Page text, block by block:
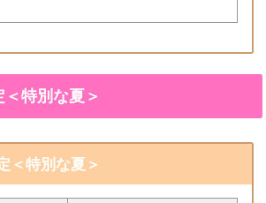
特別な夏＞
＜特別な夏＞